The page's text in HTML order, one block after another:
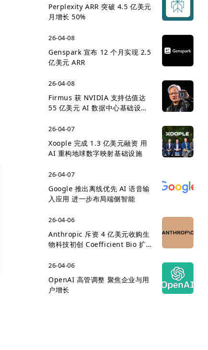
Perplexity ARR 突破 4.5 亿美元
月增长 50%
26-04-08
Genspark 宣布 12 个月实现 2.5
亿美元 ARR
26-04-08
Firmus 获 NVIDIA 支持估值达
55 亿美元 AI 数据中心基础设施
26-04-07
Xoople 完成 1.3 亿美元融资 用
AI 重构地球数字映射基础设施
26-04-07
Google 推出离线优先 AI 语音输
入应用 进一步布局端侧智能
26-04-06
Anthropic 斥资 4 亿美元收购生
物科技初创 Coefficient Bio 扩
26-04-06
OpenAI 高管调整 聚焦企业与用
户增长